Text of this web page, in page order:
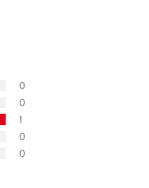
0
0
1
0
0